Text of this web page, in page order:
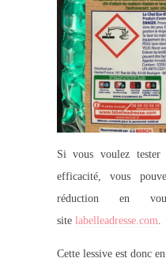
Si vous voulez
efficacité, vous
réduction en
site labelleadresse.com
Cette lessive est donc